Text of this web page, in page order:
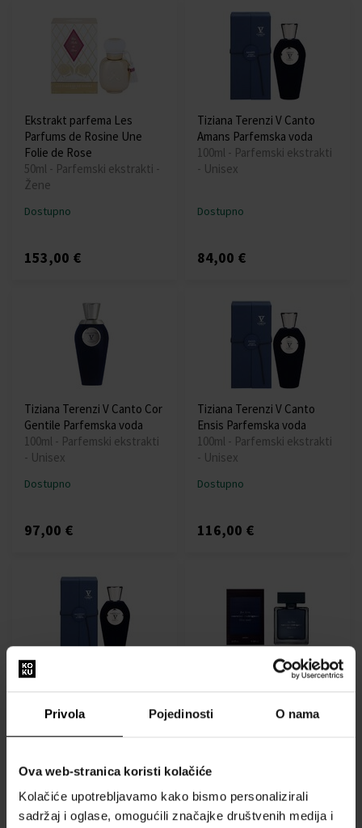
Privola Pojedinosti O nama
Ova web-stranica koristi kolačiće
Kolačiće upotrebljavamo kako bismo personalizirali
sadržaj i oglase, omogućili značajke društvenih medija i
Ekstrakt parfema Les
Parfums de Rosine Une
Folie de Rose
50ml - Parfemski ekstrakti -
Žene
Dostupno
153,00 €
Tiziana Terenzi V Canto
Amans Parfemska voda
100ml - Parfemski ekstrakti
- Unisex
Dostupno
84,00 €
Tiziana Terenzi V Canto Cor
Gentile Parfemska voda
100ml - Parfemski ekstrakti
- Unisex
Dostupno
97,00 €
Tiziana Terenzi V Canto
Ensis Parfemska voda
100ml - Parfemski ekstrakti
- Unisex
Dostupno
116,00 €
V Canto Magnificat
100ml - Parfemski ekstrakti
93,00 €
Narciso Rodriguez For Him
Parfemska voda
od 73,00 €do91,00 €